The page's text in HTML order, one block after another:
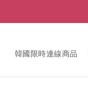
韓國限時連線商品